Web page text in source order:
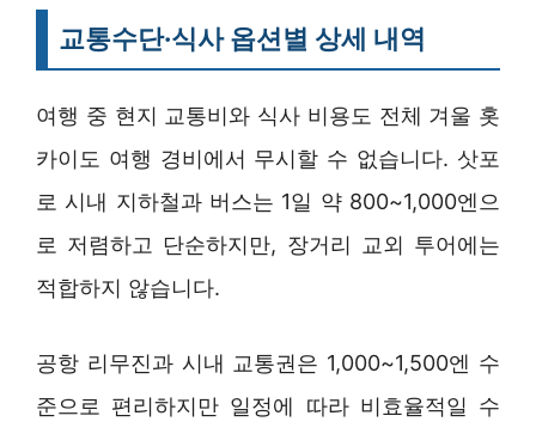
교통수단·식사 옵션별 상세 내역
여행 중 현지 교통비와 식사 비용도 전체 겨울 홋
카이도 여행 경비에서 무시할 수 없습니다. 삿포
로 시내 지하철과 버스는 1일 약 800~1,000엔으
로 저렴하고 단순하지만, 장거리 교외 투어에는
적합하지 않습니다.
공항 리무진과 시내 교통권은 1,000~1,500엔 수
준으로 편리하지만 일정에 따라 비효율적일 수